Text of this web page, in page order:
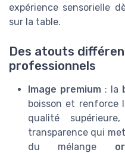
expérience sensorielle
sur la table.
Des atouts
professionnels
Image premium : la
boisson et renforce
qualité
transparence qui
du mélange